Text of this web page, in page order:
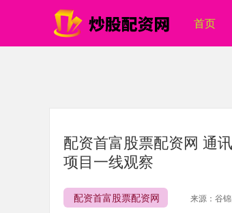
首页
配资首富股票配资网 通
项目一线观察
配资首富股票配资网 来源：谷